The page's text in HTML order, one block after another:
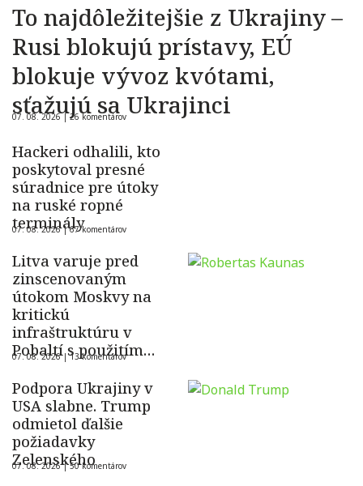
To najdôležitejšie z Ukrajiny –
Rusi blokujú prístavy, EÚ
blokuje vývoz kvótami,
sťažujú sa Ukrajinci
07. 08. 2026 |26 komentárov
Hackeri odhalili, kto
poskytoval presné
súradnice pre útoky
na ruské ropné
terminály
07. 08. 2026 |67 komentárov
Litva varuje pred
zinscenovaným
útokom Moskvy na
kritickú
infraštruktúru v
Pobaltí s použitím
ukrajinského dronu
07. 08. 2026 |13 komentárov
Podpora Ukrajiny v
USA slabne. Trump
odmietol ďalšie
požiadavky
Zelenského
07. 08. 2026 |50 komentárov